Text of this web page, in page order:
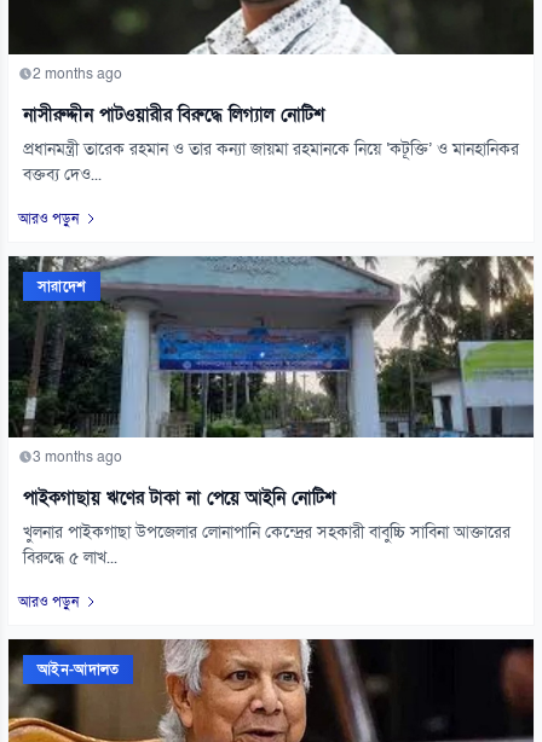
2 months ago
নাসীরুদ্দীন পাটওয়ারীর বিরুদ্ধে লিগ্যাল নোটিশ
প্রধানমন্ত্রী তারেক রহমান ও তার কন্যা জায়মা রহমানকে নিয়ে ‘কটূক্তি’ ও মানহানিকর
বক্তব্য দেও...
আরও পড়ুন
সারাদেশ
3 months ago
পাইকগাছায় ঋণের টাকা না পেয়ে আইনি নোটিশ
খুলনার পাইকগাছা উপজেলার লোনাপানি কেন্দ্রের সহকারী বাবুচ্চি সাবিনা আক্তারের
বিরুদ্ধে ৫ লাখ...
আরও পড়ুন
আইন-আদালত